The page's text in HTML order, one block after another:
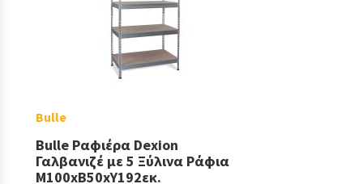
Bulle
Bulle Ραφιέρα Dexion
Γαλβανιζέ με 5 Ξύλινα Ράφια
Μ100xΒ50xΥ192εκ.